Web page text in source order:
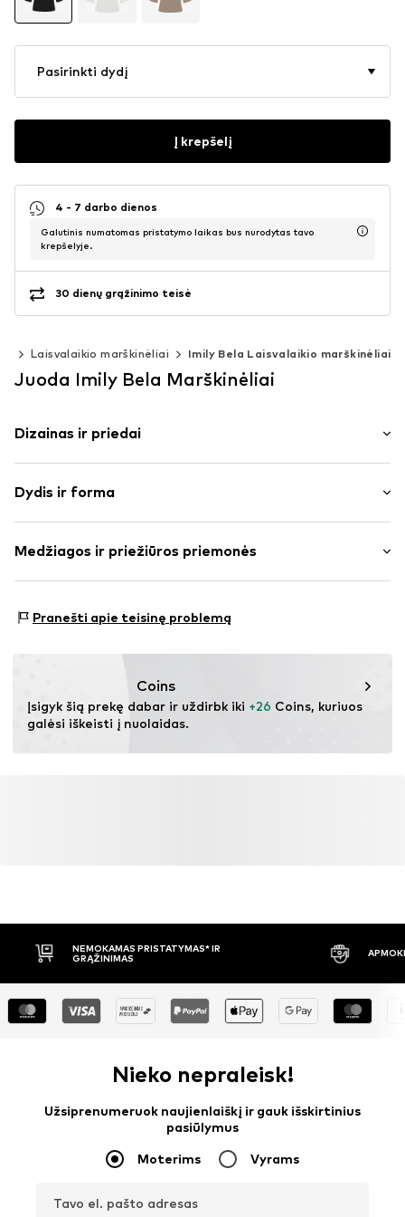
Pasirinkti dydį
Į krepšelį
4 - 7 darbo dienos
Galutinis numatomas pristatymo laikas bus nurodytas tavo
krepšelyje.
30 dienų grąžinimo teisė
Laisvalaikio marškinėliai Imily Bela Laisvalaikio marškinėliai
Juoda Imily Bela Marškinėliai
Dizainas ir priedai
plonas trikotažas
Apskrita kaklo iškirptė
Dygsniuotas apvadas / kraštas
Dydis ir forma
Ilgis: Trumpas modelis
Pritaikomumas: Laisva forma
Dydžių lentelė
Medžiagos ir priežiūros priemonės
Elastanas
Pranešti apie teisinę problemą
Coins
Įsigyk šią prekę dabar ir uždirbk iki +26 Coins, kuriuos
galėsi iškeisti į nuolaidas.
NEMOKAMAS PRISTATYMAS* IR
GRĄŽINIMAS
Nieko nepraleisk!
Užsiprenumeruok naujienlaiškį ir gauk išskirtinius
pasiūlymus
Moterims Vyrams
Tavo el. pašto adresas